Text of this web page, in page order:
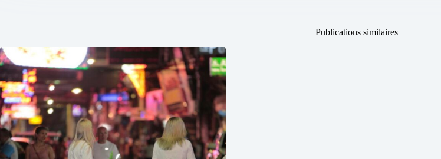
Publications similaires